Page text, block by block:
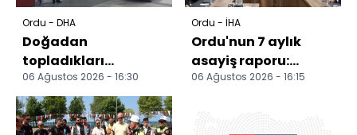
Ordu - DHA
Doğadan
topladıkları
mantarları yedikten
sonra fenalaşan çift
hastaneye kal...
06 Ağustos 2026 - 16:30
Ordu - İHA
Ordu'nun 7 aylık
asayiş raporu:
Aranan 5 bin 296 kişi
06 Ağustos 2026 - 16:15